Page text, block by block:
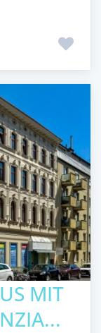
MIT